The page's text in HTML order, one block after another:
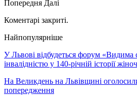
Попередня Далі
Коментарі закриті.
Найпопулярніше
У Львові відбудеться форум «Видима
інвалідністю у 140-річній історії
На Великдень на Львівщині
попередження